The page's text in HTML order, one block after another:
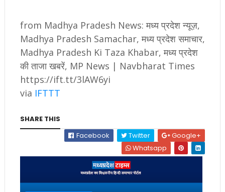
from Madhya Pradesh News: मध्य प्रदेश न्यूज़,
Madhya Pradesh Samachar, मध्य प्रदेश समाचार,
Madhya Pradesh Ki Taza Khabar, मध्य प्रदेश
की ताजा खबरें, MP News | Navbharat Times
https://ift.tt/3lAW6yi
via IFTTT
SHARE THIS
Facebook
Twitter
Google+
Whatsapp